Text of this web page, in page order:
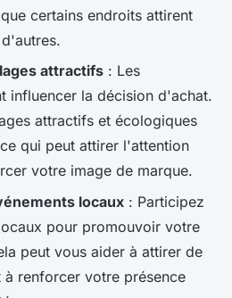
certains endroits attirent
attractifs : Les
influencer la décision d'achat.
attractifs et écologiques
qui peut attirer l'attention
votre image de marque.
locaux : Participez
pour promouvoir votre
peut vous aider à attirer de
à renforcer votre présence